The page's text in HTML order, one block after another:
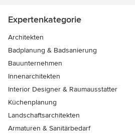
Expertenkategorie
Architekten
Badplanung & Badsanierung
Bauunternehmen
Innenarchitekten
Interior Designer & Raumausstatter
Küchenplanung
Landschaftsarchitekten
Armaturen & Sanitärbedarf